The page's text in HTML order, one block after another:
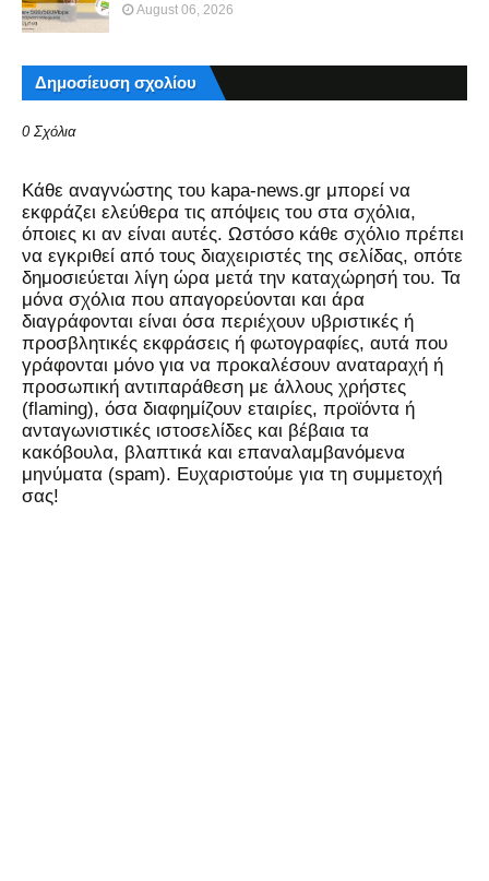
August 06, 2026
Δημοσίευση σχολίου
0 Σχόλια
Kάθε αναγνώστης του kapa-news.gr μπορεί να
εκφράζει ελεύθερα τις απόψεις του στα σχόλια,
όποιες κι αν είναι αυτές. Ωστόσο κάθε σχόλιο πρέπει
να εγκριθεί από τους διαχειριστές της σελίδας, οπότε
δημοσιεύεται λίγη ώρα μετά την καταχώρησή του. Τα
μόνα σχόλια που απαγορεύονται και άρα
διαγράφονται είναι όσα περιέχουν υβριστικές ή
προσβλητικές εκφράσεις ή φωτογραφίες, αυτά που
γράφονται μόνο για να προκαλέσουν αναταραχή ή
προσωπική αντιπαράθεση με άλλους χρήστες
(flaming), όσα διαφημίζουν εταιρίες, προϊόντα ή
ανταγωνιστικές ιστοσελίδες και βέβαια τα
κακόβουλα, βλαπτικά και επαναλαμβανόμενα
μηνύματα (spam). Ευχαριστούμε για τη συμμετοχή
σας!